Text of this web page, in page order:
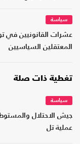
سياسة
عشرات القانونيين في
المعتقلين السياسيين
تغطية ذات صلة
سياسة
جيش الاحتلال
عملية تل